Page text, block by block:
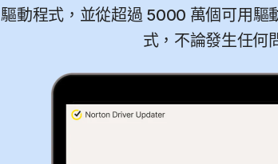
驅動程式，並從超過 5000 萬個可用驅
式，不論發生任何